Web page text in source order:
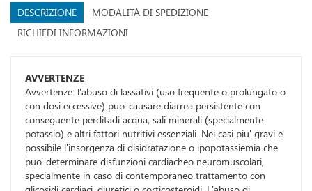
DESCRIZIONE
MODALITÀ DI SPEDIZIONE
RICHIEDI INFORMAZIONI
AVVERTENZE
Avvertenze: l'abuso di lassativi (uso frequente o prolungato o
con dosi eccessive) puo' causare diarrea persistente con
conseguente perditadi acqua, sali minerali (specialmente
potassio) e altri fattori nutritivi essenziali. Nei casi piu' gravi e'
possibile l'insorgenza di disidratazione o ipopotassiemia che
puo' determinare disfunzioni cardiacheo neuromuscolari,
specialmente in caso di contemporaneo trattamento con